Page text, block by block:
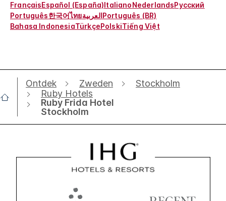
FrançaisEspañol (España)ItalianoNederlandsРусский
Português한국어ไทยالعربيةPortuguês (BR)
Bahasa IndonesiaTürkçePolskiTiếng Việt
Ontdek Zweden
Stockholm
Ruby Hotels
Ruby Frida Hotel
Stockholm